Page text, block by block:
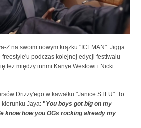
Z na swoim nowym krążku "ICEMAN". Jigga
freestyle'u podczas kolejnej edycji festiwalu
też między innmi Kanye Westowi i Nicki
Drizzy'ego w kawałku "Janice STFU". To
kierunku Jaya: "You boys got big on my
know how you OGs rocking already my